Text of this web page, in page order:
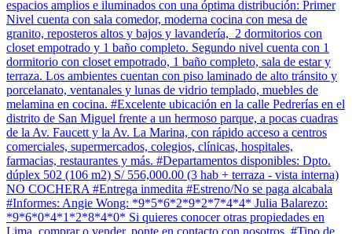
espacios amplios e iluminados con una óptima distribución: Primer
Nivel cuenta con sala comedor, moderna cocina con mesa de
granito, reposteros altos y bajos y lavandería, 2 dormitorios con
closet empotrado y 1 baño completo. Segundo nivel cuenta con 1
dormitorio con closet empotrado, 1 baño completo, sala de estar y
terraza. Los ambientes cuentan con piso laminado de alto tránsito y
porcelanato, ventanales y lunas de vidrio templado, muebles de
melamina en cocina. #Excelente ubicación en la calle Pedrerías en el
distrito de San Miguel frente a un hermoso parque, a pocas cuadras
de la Av. Faucett y la Av. La Marina, con rápido acceso a centros
comerciales, supermercados, colegios, clínicas, hospitales,
farmacias, restaurantes y más. #Departamentos disponibles: Dpto.
dúplex 502 (106 m2) S/ 556,000.00 (3 hab + terraza - vista interna)
NO COCHERA #Entrega inmedita #Estreno/No se paga alcabala
#Informes: Angie Wong: *9*5*6*2*9*2*7*4*4* Julia Balarezo:
*9*6*0*4*1*2*8*4*0* Si quieres conocer otras propiedades en
Lima, comprar o vender, ponte en contacto con nosotros. #Tipo de